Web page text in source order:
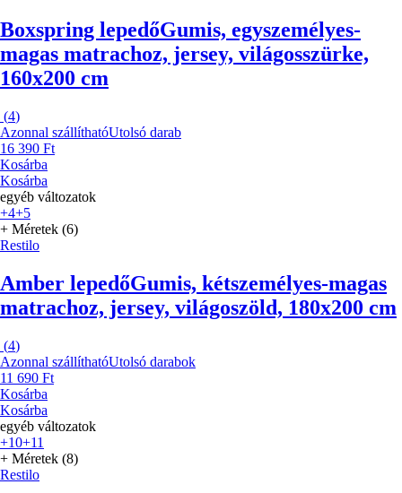
Boxspring lepedőGumis, egyszemélyes-
magas matrachoz, jersey, világosszürke,
160x200 cm
(4)
Azonnal szállíthatóUtolsó darab
16 390 Ft
Kosárba
Kosárba
egyéb változatok
+4+5
+ Méretek (6)
Restilo
Amber lepedőGumis, kétszemélyes-magas
matrachoz, jersey, világoszöld, 180x200 cm
(4)
Azonnal szállíthatóUtolsó darabok
11 690 Ft
Kosárba
Kosárba
egyéb változatok
+10+11
+ Méretek (8)
Restilo